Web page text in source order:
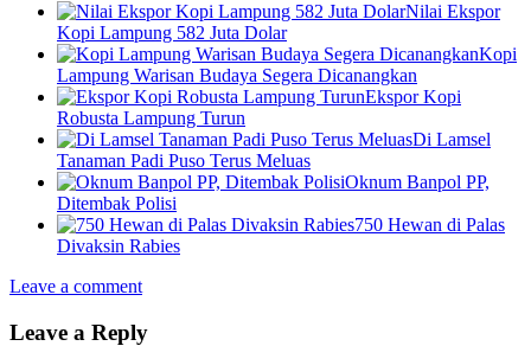
Nilai Ekspor
Kopi Lampung 582 Juta Dolar
Kopi
Lampung Warisan Budaya Segera Dicanangkan
Ekspor Kopi
Robusta Lampung Turun
Di Lamsel
Tanaman Padi Puso Terus Meluas
Oknum Banpol PP,
Ditembak Polisi
750 Hewan di Palas
Divaksin Rabies
Leave a comment
Leave a Reply